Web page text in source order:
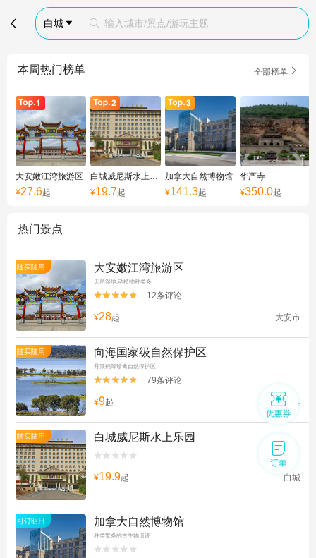
 白城   输入城市/景点/游玩主题
本周热门榜单 全部榜单 
大安嫩江湾旅游区
¥27.6起
白城威尼斯水上乐园
¥19.7起
加拿大自然博物馆
¥141.3起
华严寺
¥350.0起
热门景点
随买随用 大安嫩江湾旅游区
天然湿地,动植物种类多

 12条评论
¥28起 大安市
随买随用 向海国家级自然保护区
丹顶鹤等珍禽自然保护区

 79条评论
¥9起 通榆县
随买随用 白城威尼斯水上乐园


¥19.9起 白城
可订明日 加拿大自然博物馆
种类繁多的古生物遗迹

